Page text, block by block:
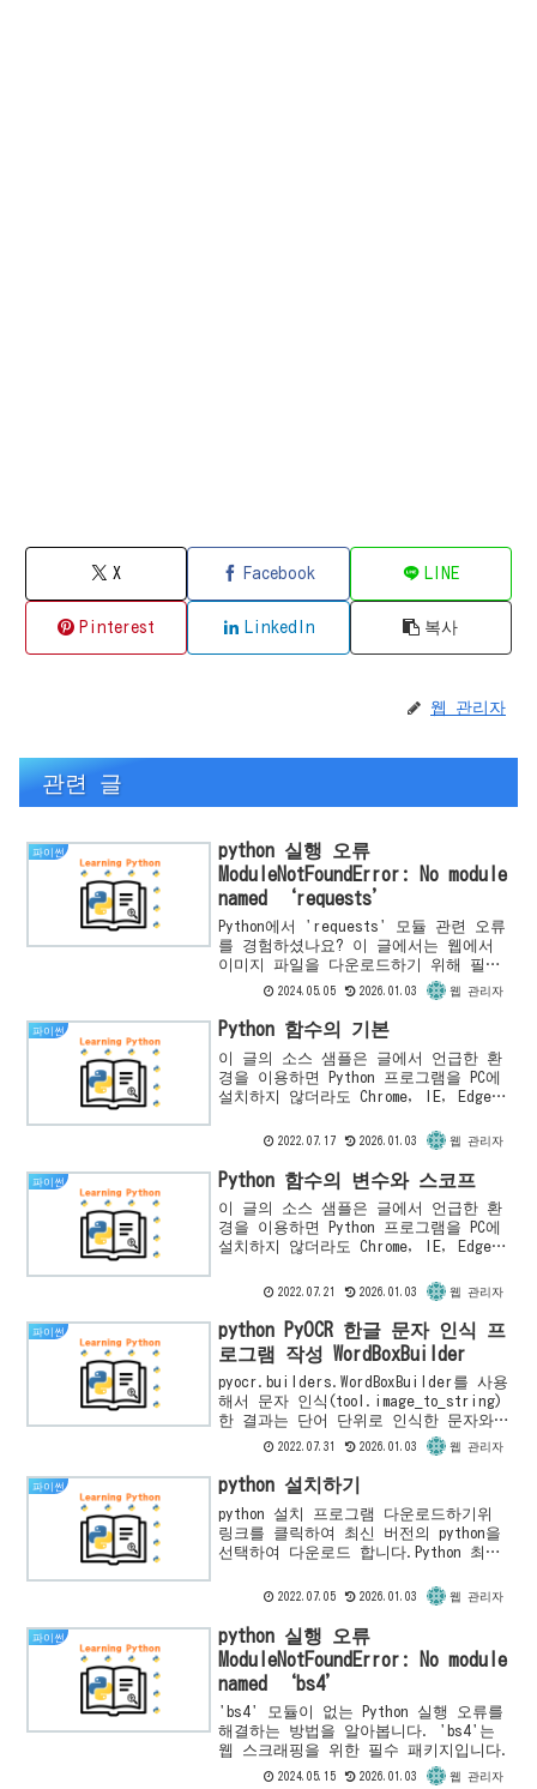
X Facebook LINE
Pinterest LinkedIn 복사
웹 관리자
관련 글
파이썬
python 실행 오류
ModuleNotFoundError: No module
named ‘requests’
Python에서 'requests' 모듈 관련 오류
를 경험하셨나요? 이 글에서는 웹에서
이미지 파일을 다운로드하기 위해 필요
한 'requests' 모듈이 설치되지 않아
발생하는 오류와 그 해결 방법을 안내합
니다. 모듈 설치부터 오류 해결까지의
과정을 단계별로 설명합니다.
2024.05.05 2026.01.03 웹 관리자
파이썬 Python 함수의 기본
이 글의 소스 샘플은 글에서 언급한 환
경을 이용하면 Python 프로그램을 PC에
설치하지 않더라도 Chrome, IE, Edge의
행하고 따라할 수 있습니다.함수의
2022.07.17 2026.01.03 웹 관리자
파이썬 Python 함수의 변수와 스코프
이 글의 소스 샘플은 글에서 언급한 환
경을 이용하면 Python 프로그램을 PC에
설치하지 않더라도 Chrome, IE, Edge의
행하고 따라할 수 있습니다.변수명
2022.07.21 2026.01.03 웹 관리자
파이썬
python PyOCR 한글 문자 인식 프
로그램 작성 WordBoxBuilder
pyocr.builders.WordBoxBuilder를 사용
해서 문자 인식(tool.image_to_string)
한 결과는 단어 단위로 인식한 문자와
그에 대응하는 이미지 영역의 위치 정보
를 포함하고 있습니다. 이 ...
2022.07.31 2026.01.03 웹 관리자
파이썬 python 설치하기
python 설치 프로그램 다운로드하기위
링크를 클릭하여 최신 버전의 python을
선택하여 다운로드 합니다.Python 최신
전)이 글에서는 (64bit) pytho...
2022.07.05 2026.01.03 웹 관리자
파이썬
python 실행 오류
ModuleNotFoundError: No module
named ‘bs4’
'bs4' 모듈이 없는 Python 실행 오류를
해결하는 방법을 알아봅니다. 'bs4'는
웹 스크래핑을 위한 필수 패키지입니다.
2024.05.15 2026.01.03 웹 관리자